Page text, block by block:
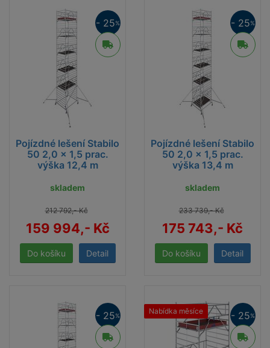
Pojízdné lešení Stabilo
50 2,0 x 1,5 prac.
výška 12,4 m
skladem
212 792,- Kč
159 994,- Kč
Detail
- 25%
Pojízdné lešení Stabilo
50 2,0 x 1,5 prac.
výška 13,4 m
skladem
233 739,- Kč
175 743,- Kč
Detail
- 25%
- 25% Nabídka měsíce - 25%